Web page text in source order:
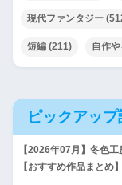
現代ファンタジー
短編 (211) 自作
ピックアッ
【2026年07月】冬色
【おすすめ作品まとめ】